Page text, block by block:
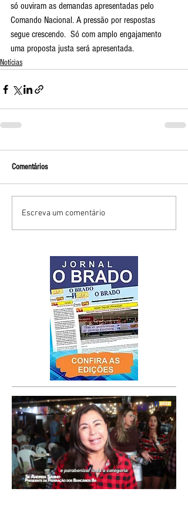
só ouviram as demandas apresentadas pelo
Comando Nacional. A pressão por respostas
segue crescendo.  Só com amplo engajamento
uma proposta justa será apresentada.
Notícias
Comentários
Escreva um comentário